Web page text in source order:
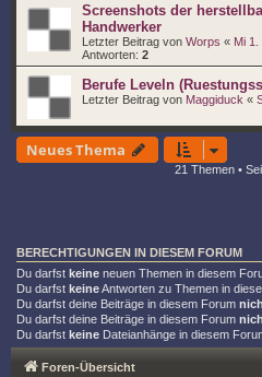
Screenshots der
Handwerker
Letzter Beitrag von Worps « Mi
Antworten: 2
Berufe Leveln
Letzter Beitrag von Maggiduck «
Neues Thema
21 Themen •
BERECHTIGUNGEN IN DIESEM FORUM
Du darfst keine neuen Themen in diesem
Du darfst keineAntworten zu Themen in
Du darfst deine Beiträge in diesem Forum
Du darfst deine Beiträge in diesem Forum
Du darfst keine Dateianhänge in diesem
Foren-Übersicht